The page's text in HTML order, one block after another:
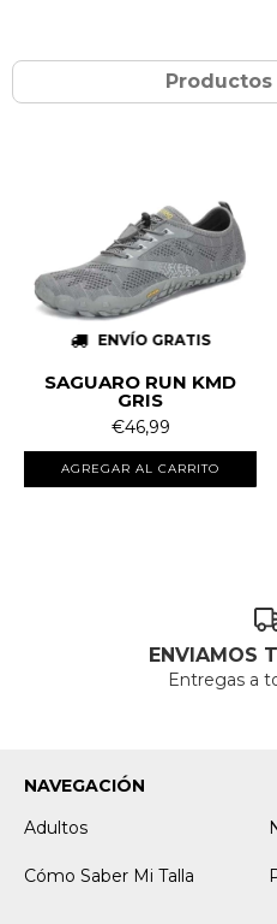
ENVÍO GRATIS
SAGUARO RUN KMD
GRIS
€46,99
AGREGAR AL CARRITO
ENVIAMOS
Entregas a
NAVEGACIÓN
Adultos
Cómo Saber Mi Talla